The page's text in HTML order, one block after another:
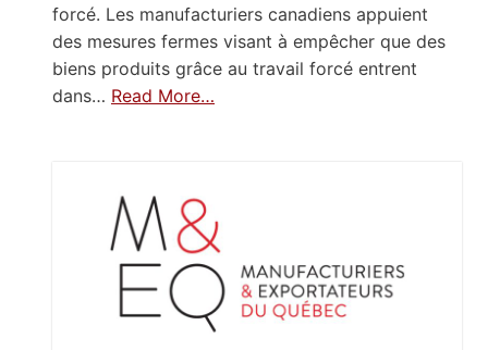
forcé. Les manufacturiers canadiens appuient
des mesures fermes visant à empêcher que des
biens produits grâce au travail forcé entrent
dans… Read More…